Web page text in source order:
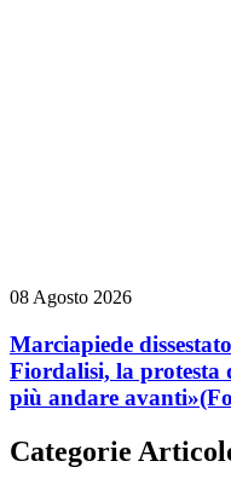
08 Agosto 2026
Marciapiede
Fiordalisi, la protesta
più andare avanti»
Categorie